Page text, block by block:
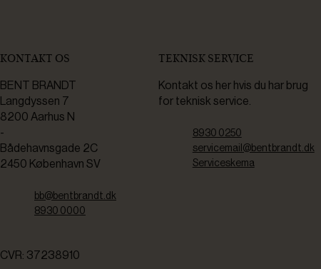
KONTAKT OS
BENT BRANDT
Langdyssen 7
8200 Aarhus N
-
Bådehavnsgade 2C
2450 København SV
bb@bentbrandt.dk
8930 0000
CVR: 37238910
TEKNISK SERVICE
Kontakt os her hvis du har brug
for teknisk service.
8930 0250
servicemail@bentbrandt.dk
Serviceskema